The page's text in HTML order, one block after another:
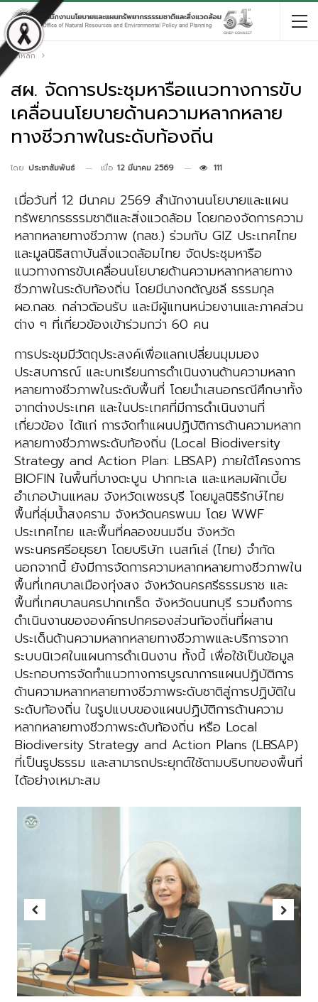
หน้าหลัก
สผ. จัดการประชุมหารือแนวทางการขับ
เคลื่อนนโยบายด้านความหลากหลาย
ทางชีวภาพในระดับท้องถิ่น
โดย ประชาสัมพันธ์ เมื่อ 12 มีนาคม 2569 111
เมื่อวันที่ 12 มีนาคม 2569 สำนักงานนโยบายและแผน
ทรัพยากรธรรมชาติและสิ่งแวดล้อม โดยกองจัดการความ
หลากหลายทางชีวภาพ (กลช.) ร่วมกับ GIZ ประเทศไทย
และมูลนิธิสถาบันสิ่งแวดล้อมไทย จัดประชุมหารือ
แนวทางการขับเคลื่อนนโยบายด้านความหลากหลายทาง
ชีวภาพในระดับท้องถิ่น โดยมีนางกตัญชลี ธรรมกุล
ผอ.กลช. กล่าวต้อนรับ และมีผู้แทนหน่วยงานและภาคส่วน
ต่าง ๆ ที่เกี่ยวข้องเข้าร่วมกว่า 60 คน
การประชุมมีวัตถุประสงค์เพื่อแลกเปลี่ยนมุมมอง
ประสบการณ์ และบทเรียนการดําเนินงานด้านความหลาก
หลายทางชีวภาพในระดับพื้นที่ โดยนำเสนอกรณีศึกษาทั้ง
จากต่างประเทศ และในประเทศที่มีการดำเนินงานที่
เกี่ยวข้อง ได้แก่ การจัดทำแผนปฏิบัติการด้านความหลาก
หลายทางชีวภาพระดับท้องถิ่น (Local Biodiversity
Strategy and Action Plan: LBSAP) ภายใต้โครงการ
BIOFIN ในพื้นที่บางตะบูน ปากทะเล และแหลมผักเบี้ย
อำเภอบ้านแหลม จังหวัดเพชรบุรี โดยมูลนิธิรักษ์ไทย
พื้นที่ลุ่มน้ำสงคราม จังหวัดนครพนม โดย WWF
ประเทศไทย และพื้นที่คลองขนมจีน จังหวัด
พระนครศรีอยุธยา โดยบริษัท เนสท์เล่ (ไทย) จำกัด
นอกจากนี้ ยังมีการจัดการความหลากหลายทางชีวภาพใน
พื้นที่เทศบาลเมืองทุ่งสง จังหวัดนครศรีธรรมราช และ
พื้นที่เทศบาลนครปากเกร็ด จังหวัดนนทบุรี รวมถึงการ
ดำเนินงานขององค์กรปกครองส่วนท้องถิ่นที่ผสาน
ประเด็นด้านความหลากหลายทางชีวภาพและบริการจาก
ระบบนิเวศในแผนการดำเนินงาน ทั้งนี้ เพื่อใช้เป็นข้อมูล
ประกอบการจัดทำแนวทางการบูรณาการแผนปฏิบัติการ
ด้านความหลากหลายทางชีวภาพระดับชาติสู่การปฏิบัติใน
ระดับท้องถิ่น ในรูปแบบของแผนปฏิบัติการด้านความ
หลากหลายทางชีวภาพระดับท้องถิ่น หรือ Local
Biodiversity Strategy and Action Plans (LBSAP)
ที่เป็นรูปธรรม และสามารถประยุกต์ใช้ตามบริบทของพื้นที่
ได้อย่างเหมาะสม
Previous